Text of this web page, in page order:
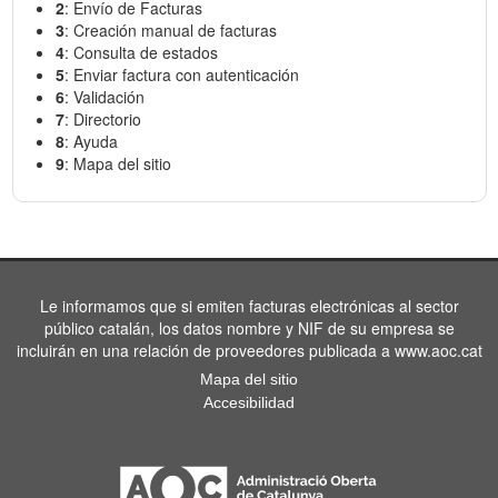
2: Envío de Facturas
3: Creación manual de facturas
4: Consulta de estados
5: Enviar factura con autenticación
6: Validación
7: Directorio
8: Ayuda
9: Mapa del sitio
Le informamos que si emiten facturas electrónicas al sector
público catalán, los datos nombre y NIF de su empresa se
incluirán en una relación de proveedores publicada a www.aoc.cat
Mapa del sitio
Accesibilidad